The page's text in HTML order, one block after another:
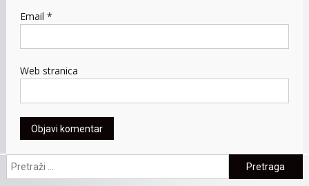
Email *
Web stranica
Pretraga: